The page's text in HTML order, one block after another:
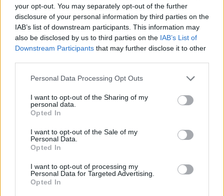
your opt-out. You may separately opt-out of the further
disclosure of your personal information by third parties on the
IAB’s list of downstream participants. This information may
also be disclosed by us to third parties on the IAB’s List of
Downstream Participants that may further disclose it to other
Please note that this website/app uses one or more Google
not limited to your visit or usage behaviour. You may click to
grant or deny consent to Google and its third-party tags to
use your data for below specified purposes in below Google
consent section.
Personal Data Processing Opt Outs
I want to opt-out of the Sharing of my
personal data.
Opted In
I want to opt-out of the Sale of my
Personal Data.
Opted In
I want to opt-out of processing my
Personal Data for Targeted Advertising.
Opted In
Continua a leggere